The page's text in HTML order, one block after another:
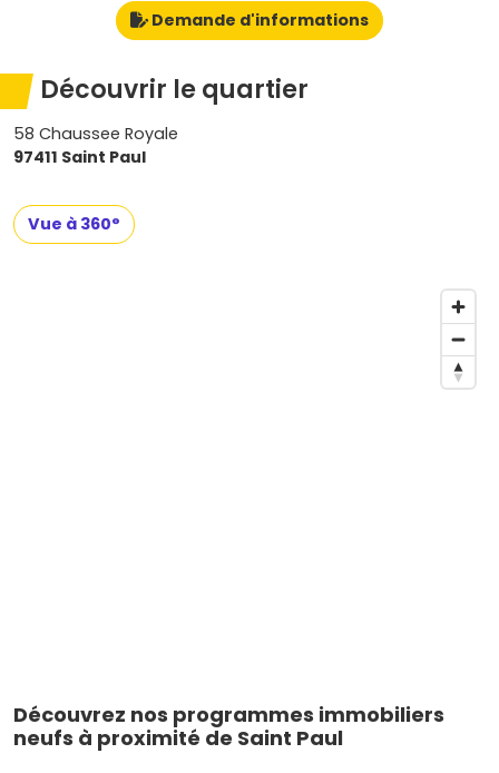
Demande d'informations
Découvrir le quartier
58 Chaussee Royale
97411 Saint Paul
Vue à 360°
Découvrez nos programmes immobiliers
neufs à proximité de Saint Paul